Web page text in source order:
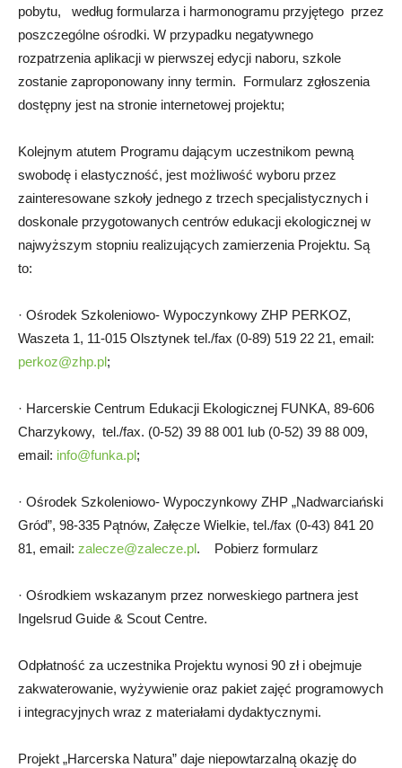
pobytu, według formularza i harmonogramu przyjętego przez
poszczególne ośrodki. W przypadku negatywnego
rozpatrzenia aplikacji w pierwszej edycji naboru, szkole
zostanie zaproponowany inny termin. Formularz zgłoszenia
dostępny jest na stronie internetowej projektu;
Kolejnym atutem Programu dającym uczestnikom pewną
swobodę i elastyczność, jest możliwość wyboru przez
zainteresowane szkoły jednego z trzech specjalistycznych i
doskonale przygotowanych centrów edukacji ekologicznej w
najwyższym stopniu realizujących zamierzenia Projektu. Są
to:
· Ośrodek Szkoleniowo- Wypoczynkowy ZHP PERKOZ,
Waszeta 1, 11-015 Olsztynek tel./fax (0-89) 519 22 21, email:
perkoz@zhp.pl;
· Harcerskie Centrum Edukacji Ekologicznej FUNKA, 89-606
Charzykowy, tel./fax. (0-52) 39 88 001 lub (0-52) 39 88 009,
email: info@funka.pl;
· Ośrodek Szkoleniowo- Wypoczynkowy ZHP „Nadwarciański
Gród”, 98-335 Pątnów, Załęcze Wielkie, tel./fax (0-43) 841 20
81, email: zalecze@zalecze.pl. Pobierz formularz
· Ośrodkiem wskazanym przez norweskiego partnera jest
Ingelsrud Guide & Scout Centre.
Odpłatność za uczestnika Projektu wynosi 90 zł i obejmuje
zakwaterowanie, wyżywienie oraz pakiet zajęć programowych
i integracyjnych wraz z materiałami dydaktycznymi.
Projekt „Harcerska Natura” daje niepowtarzalną okazję do